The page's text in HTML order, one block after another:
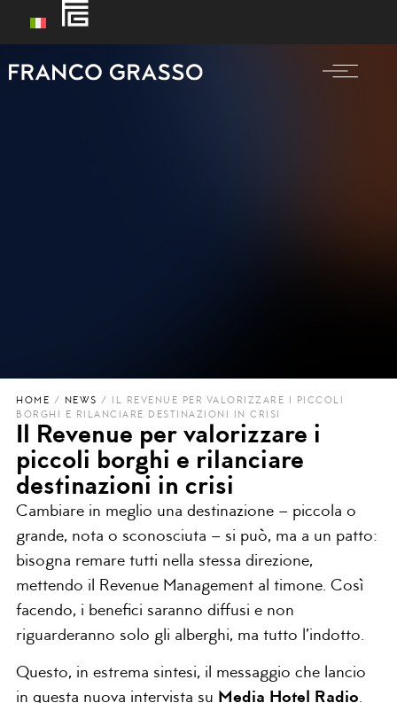
HOME / NEWS /
IL REVENUE PER VALORIZZARE I PICCOLI
BORGHI E RILANCIARE DESTINAZIONI IN CRISI
Il Revenue per valorizzare i
piccoli borghi e rilanciare
destinazioni in crisi
Cambiare in meglio una destinazione – piccola o
grande, nota o sconosciuta – si può, ma a un patto:
bisogna remare tutti nella stessa direzione,
mettendo il Revenue Management al timone. Così
facendo, i benefici saranno diffusi e non
riguarderanno solo gli alberghi, ma tutto l’indotto.
Questo, in estrema sintesi, il messaggio che lancio
in questa nuova intervista su Media Hotel Radio.